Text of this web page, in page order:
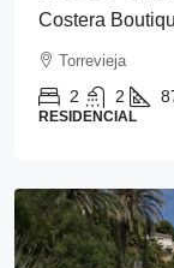
Costera
Torrevieja
2 2
RESIDENCIAL